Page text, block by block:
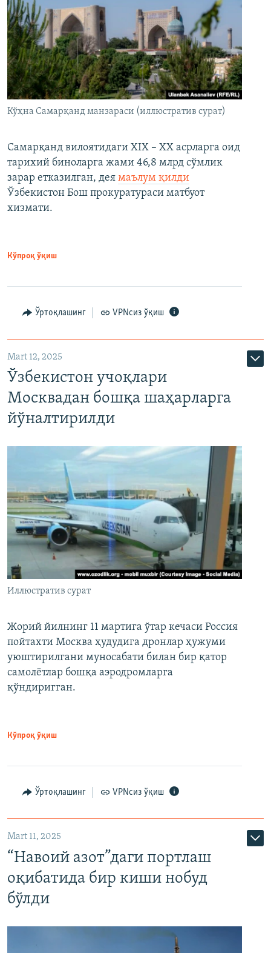
Кўҳна Самарқанд манзараси (иллюстратив сурат)
Самарқанд вилоятидаги XIX – XX асрларга оид
тарихий биноларга жами 46,8 млрд сўмлик
зарар етказилган, дея маълум қилди
Ўзбекистон Бош прокуратураси матбуот
хизмати.
Кўпроқ ўқиш
Ўртоқлашинг VPNсиз ўқиш
Mart 12, 2025
Ўзбекистон учоқлари
Москвадан бошқа шаҳарларга
йўналтирилди
Иллюстратив сурат
Жорий йилнинг 11 мартига ўтар кечаси Россия
пойтахти Москва ҳудудига дронлар ҳужуми
уюштирилгани муносабати билан бир қатор
самолётлар бошқа аэродромларга
қўндиригган.
Кўпроқ ўқиш
Ўртоқлашинг VPNсиз ўқиш
Mart 11, 2025
“Навоий азот”даги портлаш
оқибатида бир киши нобуд
бўлди